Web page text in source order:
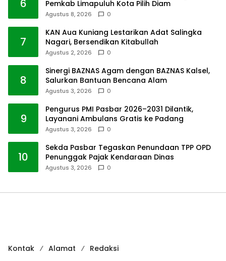
6
Pemkab Limapuluh Kota Pilih Diam
Agustus 8, 2026 0
7
KAN Aua Kuniang Lestarikan Adat Salingka
Nagari, Bersendikan Kitabullah
Agustus 2, 2026 0
8
Sinergi BAZNAS Agam dengan BAZNAS Kalsel,
Salurkan Bantuan Bencana Alam
Agustus 3, 2026 0
9
Pengurus PMI Pasbar 2026–2031 Dilantik,
Layanani Ambulans Gratis ke Padang
Agustus 3, 2026 0
10
Sekda Pasbar Tegaskan Penundaan TPP OPD
Penunggak Pajak Kendaraan Dinas
Agustus 3, 2026 0
Kontak Alamat Redaksi